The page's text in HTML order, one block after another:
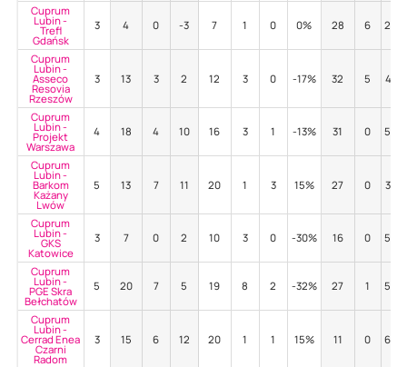
Cuprum
Lubin -
Trefl
Gdańsk
3 4 0 -3 7 1 0 0% 28 6 25%
Cuprum
Lubin -
Asseco
Resovia
Rzeszów
3 13 3 2 12 3 0 -17% 32 5 41%
Cuprum
Lubin -
Projekt
Warszawa
4 18 4 10 16 3 1 -13% 31 0 58%
Cuprum
Lubin -
Barkom
Każany
Lwów
5 13 7 11 20 1 3 15% 27 0 33%
Cuprum
Lubin -
GKS
Katowice
3 7 0 2 10 3 0 -30% 16 0 56%
Cuprum
Lubin -
PGE Skra
Bełchatów
5 20 7 5 19 8 2 -32% 27 1 59%
Cuprum
Lubin -
Cerrad Enea
Czarni
Radom
3 15 6 12 20 1 1 15% 11 0 64%